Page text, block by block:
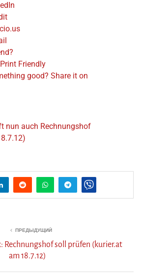
Friendly
good? Share it on
nun auch Rechnungshof
ПРЕДЫДУЩИЙ
Rechnungshof soll prüfen (kurier.at
am 18.7.12)